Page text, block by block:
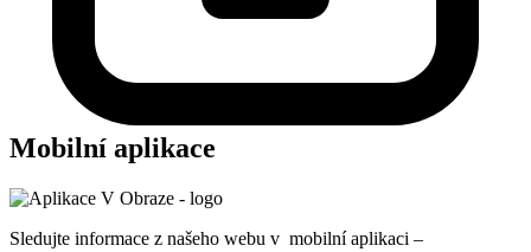
Mobilní aplikace
Sledujte informace z našeho webu v mobilní aplikaci –